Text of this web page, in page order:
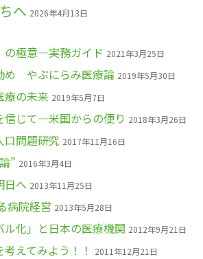
へ 2026年4月13日
の極意―実務ガイド 2021年3月25日
め やぶにらみ医療論 2019年5月30日
療の未来 2019年5月7日
信じて―米国からの便り 2018年3月26日
口問題研究 2017年11月16日
” 2016年3月4日
へ 2013年11月25日
病院経営 2013年5月28日
ル化」と日本の医療機関 2012年9月21日
えてみよう！！ 2011年12月21日